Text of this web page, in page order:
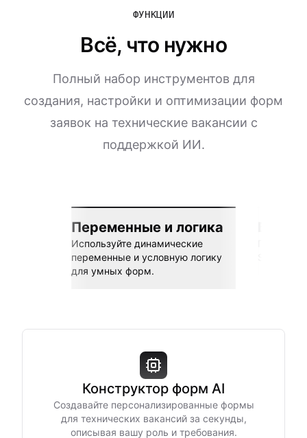
ФУНКЦИИ
Всё, что нужно
Полный набор инструментов для
создания, настройки и оптимизации форм
заявок на технические вакансии с
поддержкой ИИ.
Переменные и логика
Используйте динамические
переменные и условную логику
для умных форм.
Конструктор форм AI
Создавайте персонализированные формы
для технических вакансий за секунды,
описывая вашу роль и требования.